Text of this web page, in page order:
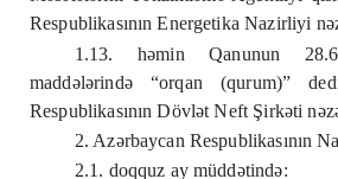
Respublikasının Energetika Nazirliyi
1.13. həmin Qanunun
maddələrində “orqan (qurum)”
Respublikasının Dövlət Neft Şirkəti
2. Azərbaycan Respublikasının
2.1. doqquz ay müddətində: